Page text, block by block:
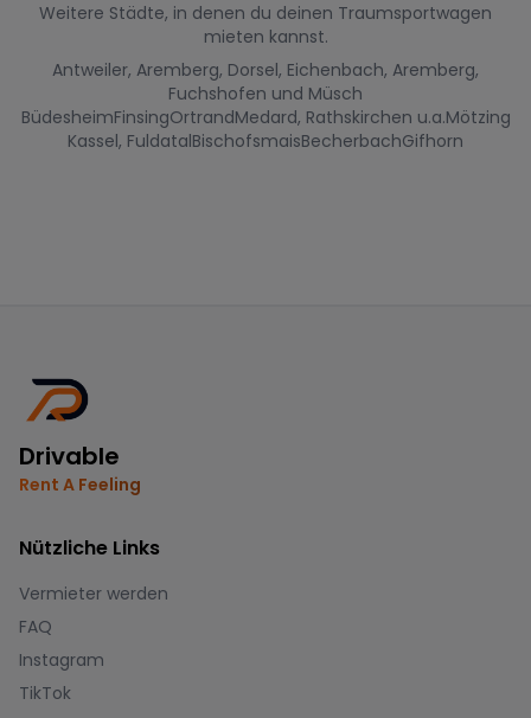
Weitere Städte, in denen du deinen Traumsportwagen
mieten kannst.
Antweiler, Aremberg, Dorsel, Eichenbach, Aremberg,
Fuchshofen und Müsch
BüdesheimFinsingOrtrandMedard, Rathskirchen u.a.Mötzing
Kassel, FuldatalBischofsmaisBecherbachGifhorn
Drivable
Rent A Feeling
Nützliche Links
Vermieter werden
FAQ
Instagram
TikTok